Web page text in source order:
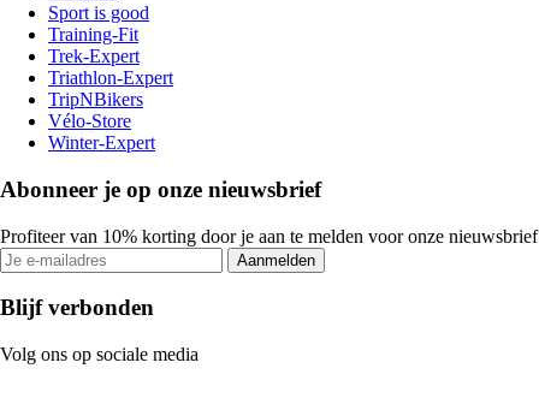
Sport is good
Training-Fit
Trek-Expert
Triathlon-Expert
TripNBikers
Vélo-Store
Winter-Expert
Abonneer je op onze nieuwsbrief
Profiteer van 10% korting door je aan te melden voor onze nieuwsbrief
Aanmelden
Blijf verbonden
Volg ons op sociale media